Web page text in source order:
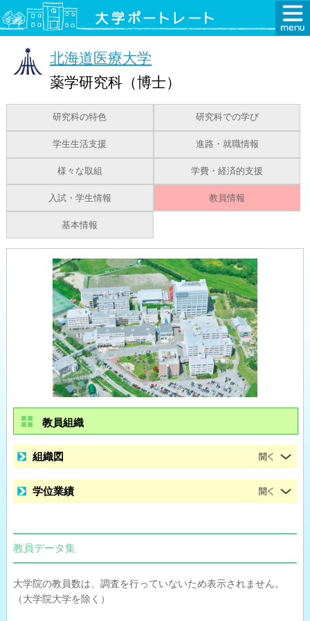
北海道医療大学
薬学研究科（博士）
研究科の特色 研究科での学び
学生生活支援 進路・就職情報
様々な取組 学費・経済的支援
入試・学生情報 教員情報
基本情報
教員組織
組織図
学位業績
教員データ集
大学院の教員数は、調査を行っていないため表示されません。
（大学院大学を除く）